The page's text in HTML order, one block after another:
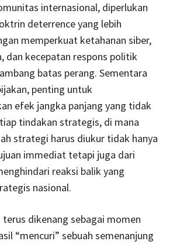
internasional, diperlukan
deterrence yang lebih
memperkuat ketahanan siber,
dan kecepatan respons politik
batas perang. Sementara
penting untuk
efek jangka panjang yang tidak
tindakan strategis, di mana
strategi harus diukur tidak hanya
immediat tetapi juga dari
reaksi balik yang
nasional.
terus dikenang sebagai momen
“mencuri” sebuah semenanjung